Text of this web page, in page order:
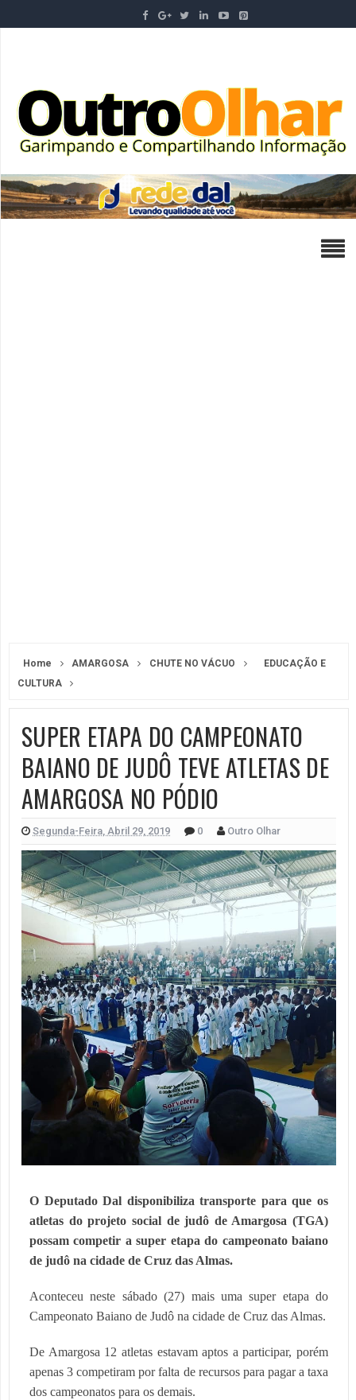
Home AMARGOSA CHUTE NO VÁCUO
EDUCAÇÃO E
CULTURA
SUPER ETAPA DO CAMPEONATO
BAIANO DE JUDÔ TEVE ATLETAS DE
AMARGOSA NO PÓDIO
Segunda-Feira, Abril 29, 2019 0 Outro Olhar
O Deputado Dal disponibiliza transporte para que os
atletas do projeto social de judô de Amargosa (TGA)
possam competir a super etapa do campeonato baiano
de judô na cidade de Cruz das Almas.
Aconteceu neste sábado (27) mais uma super etapa do
Campeonato Baiano de Judô na cidade de Cruz das Almas.
De Amargosa 12 atletas estavam aptos a participar, porém
apenas 3 competiram por falta de recursos para pagar a taxa
dos campeonatos para os demais.